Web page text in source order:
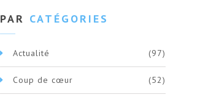
PAR CATÉGORIES
Actualité (97)
Coup de cœur (52)